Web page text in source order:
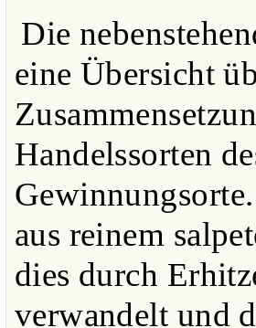
Die
eine Übersicht
Handelssorten
aus reinem
dies durch
verwandelt und